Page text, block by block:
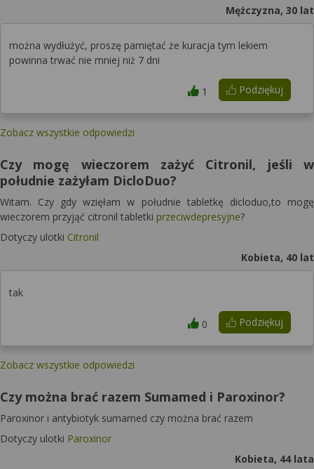
Mężczyzna, 30 lat
można wydłużyć, proszę pamiętać że kuracja tym lekiem
powinna trwać nie mniej niż 7 dni
Podziękuj
1
Zobacz wszystkie odpowiedzi
Czy mogę wieczorem zażyć Citronil, jeśli w
południe zażyłam DicloDuo?
Witam. Czy gdy wzięłam w południe tabletkę dicloduo,to mogę
wieczorem przyjąć citronil tabletki przeciwdepresyjne?
Dotyczy ulotki Citronil
Kobieta, 40 lat
tak
Podziękuj
0
Zobacz wszystkie odpowiedzi
Czy można brać razem Sumamed i Paroxinor?
Paroxinor i antybiotyk sumamed czy można brać razem
Dotyczy ulotki Paroxinor
Kobieta, 44 lata